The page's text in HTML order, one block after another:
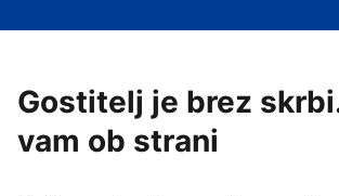
Gostitelj je brez
vam ob strani